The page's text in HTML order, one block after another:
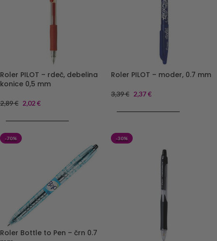
Roler PILOT – rdeč, debelina
konice 0,5 mm
2,89€ 2,02€
Roler PILOT – moder, 0.7 mm
3,39€ 2,37€
-70%
Roler Bottle to Pen – črn 0.7
-30%